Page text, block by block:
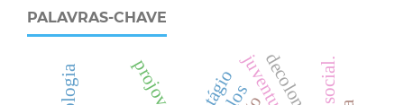
PALAVRAS-CHAVE
.
decolonial